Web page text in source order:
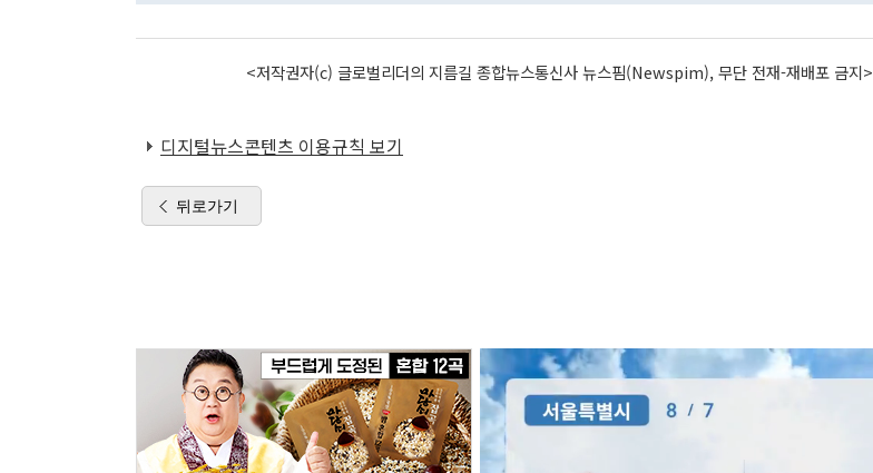
<저작권자(c) 글로벌리더의 지름길 종합뉴스통신사 뉴스핌(Newspim), 무단 전재-재배포 금지>
디지털뉴스콘텐츠 이용규칙 보기
뒤로가기